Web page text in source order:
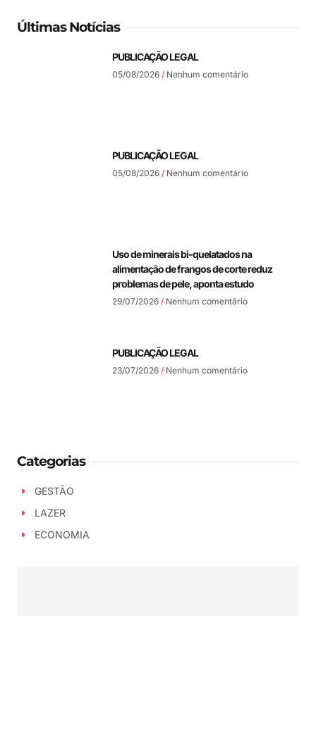
Últimas Notícias
PUBLICAÇÃO LEGAL
05/08/2026 Nenhum comentário
PUBLICAÇÃO LEGAL
05/08/2026 Nenhum comentário
Uso de minerais bi-quelatados na
alimentação de frangos de corte reduz
problemas de pele, aponta estudo
29/07/2026 Nenhum comentário
PUBLICAÇÃO LEGAL
23/07/2026 Nenhum comentário
Categorias
GESTÃO
LAZER
ECONOMIA